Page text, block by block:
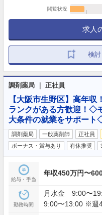
閲覧状況
求人
検討
調剤薬局 ｜ 正社員
【大阪市生野区】高年
ランクがある方歓迎！◇
大条件の就業をサポート
調剤薬局 一般薬剤師 正社員
ボーナス・賞与あり
有休推奨
給与・手当
年収450万円〜
勤務時間
月水金 9:00〜
9:00〜13:00 ※週